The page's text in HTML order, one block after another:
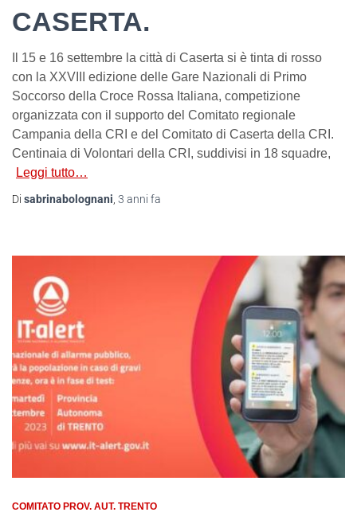
CASERTA.
Il 15 e 16 settembre la città di Caserta si è tinta di rosso
con la XXVIII edizione delle Gare Nazionali di Primo
Soccorso della Croce Rossa Italiana, competizione
organizzata con il supporto del Comitato regionale
Campania della CRI e del Comitato di Caserta della CRI.
Centinaia di Volontari della CRI, suddivisi in 18 squadre,
Leggi tutto…
Di sabrinabolognani 3 anni fa
COMITATO PROV. AUT. TRENTO